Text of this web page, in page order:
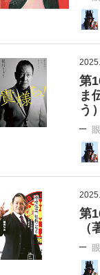
第
ま
う）
第
（